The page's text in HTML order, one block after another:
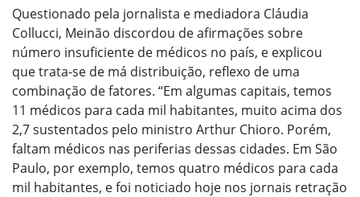
Questionado pela jornalista e mediadora Cláudia
Collucci, Meinão discordou de afirmações sobre
número insuficiente de médicos no país, e explicou
que trata-se de má distribuição, reflexo de uma
combinação de fatores. “Em algumas capitais, temos
11 médicos para cada mil habitantes, muito acima dos
2,7 sustentados pelo ministro Arthur Chioro. Porém,
faltam médicos nas periferias dessas cidades. Em São
Paulo, por exemplo, temos quatro médicos para cada
mil habitantes, e foi noticiado hoje nos jornais retração